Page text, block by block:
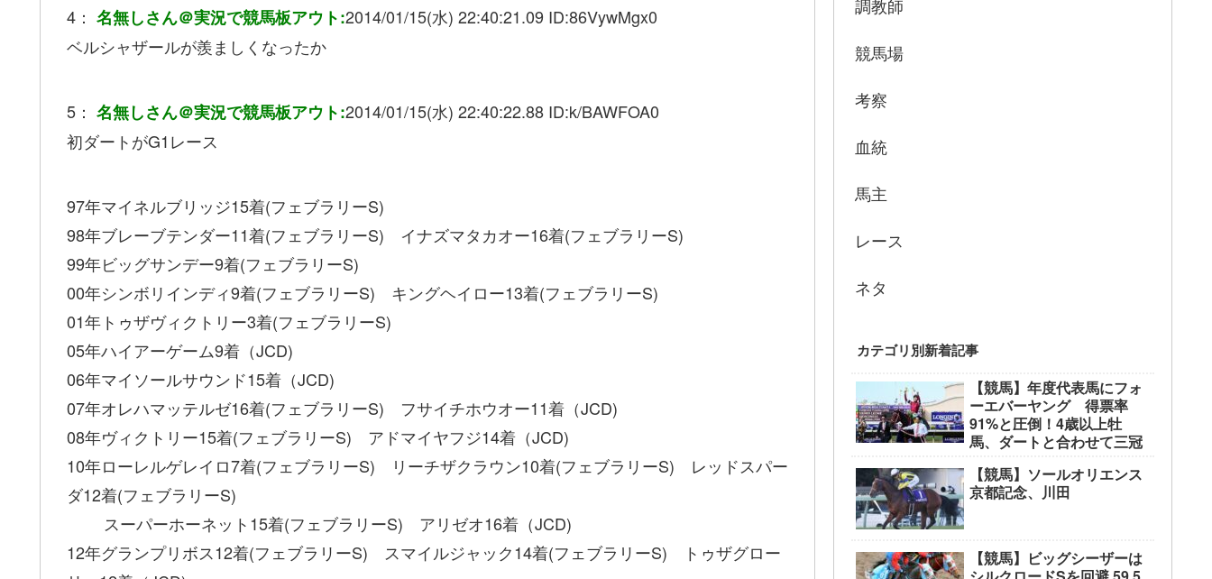
4： 名無しさん＠実況で競馬板アウト:2014/01/15(水) 22:40:21.09 ID:86VywMgx0
ベルシャザールが羨ましくなったか
5： 名無しさん＠実況で競馬板アウト:2014/01/15(水) 22:40:22.88 ID:k/BAWFOA0
初ダートがG1レース
97年マイネルブリッジ15着(フェブラリーS)
98年ブレーブテンダー11着(フェブラリーS) イナズマタカオー16着(フェブラリーS)
99年ビッグサンデー9着(フェブラリーS)
00年シンボリインディ9着(フェブラリーS) キングヘイロー13着(フェブラリーS)
01年トゥザヴィクトリー3着(フェブラリーS)
05年ハイアーゲーム9着（JCD)
06年マイソールサウンド15着（JCD)
07年オレハマッテルゼ16着(フェブラリーS) フサイチホウオー11着（JCD)
08年ヴィクトリー15着(フェブラリーS) アドマイヤフジ14着（JCD)
10年ローレルゲレイロ7着(フェブラリーS) リーチザクラウン10着(フェブラリーS) レッドスパー
ダ12着(フェブラリーS)
スーパーホーネット15着(フェブラリーS) アリゼオ16着（JCD)
12年グランプリボス12着(フェブラリーS) スマイルジャック14着(フェブラリーS) トゥザグロー
調教師
競馬場
考察
血統
馬主
レース
ネタ
カテゴリ別新着記事
【競馬】年度代表馬にフォ
ーエバーヤング 得票率
91%と圧倒！4歳以上牡
馬、ダートと合わせて三冠
【競馬】ソールオリエンス
京都記念、川田
【競馬】ビッグシーザーは